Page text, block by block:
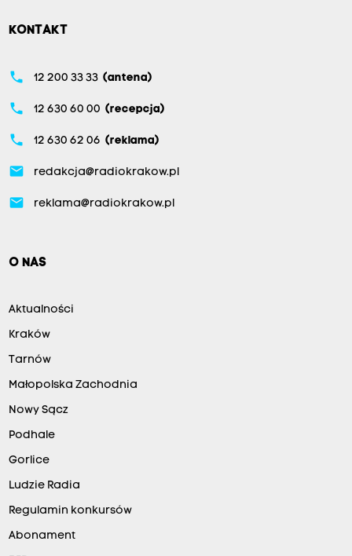
KONTAKT
phone 12 200 33 33 (antena)
phone 12 630 60 00 (recepcja)
phone 12 630 62 06 (reklama)
email redakcja@radiokrakow.pl
email reklama@radiokrakow.pl
O NAS
Aktualności
Kraków
Tarnów
Małopolska Zachodnia
Nowy Sącz
Podhale
Gorlice
Ludzie Radia
Regulamin konkursów
Abonament